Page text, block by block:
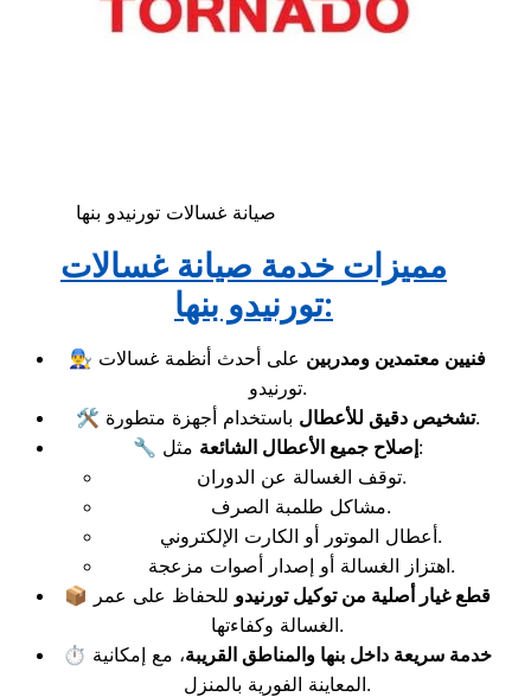
صيانة غسالات تورنيدو بنها
مميزات خدمة صيانة غسالات
تورنيدو بنها:
👨‍🔧 فنيين معتمدين ومدربين على أحدث أنظمة غسالات
تورنيدو.
🛠️
تشخيص دقيق للأعطالباستخدام أجهزة متطورة.
🔧
إصلاح جميع الأعطال الشائعةمثل:
توقف الغسالة عن الدوران.
مشاكل طلمبة الصرف.
أعطال الموتور أو الكارت الإلكتروني.
اهتزاز الغسالة أو إصدار أصوات مزعجة.
📦
قطع غيار أصلية من توكيل تورنيدو للحفاظ على عمر
الغسالة وكفاءتها.
⏱️
خدمة سريعة داخل بنها والمناطق القريبة، مع إمكانية
المعاينة الفورية بالمنزل.